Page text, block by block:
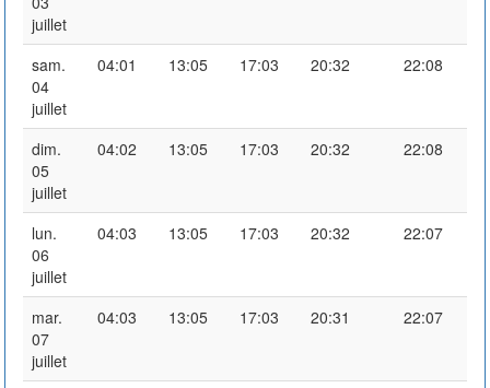
juillet
sam.
04
juillet
04:01 13:05 17:03 20:32 22:08
dim.
05
juillet
04:02 13:05 17:03 20:32 22:08
lun.
06
juillet
04:03 13:05 17:03 20:32 22:07
mar.
07
juillet
04:03 13:05 17:03 20:31 22:07